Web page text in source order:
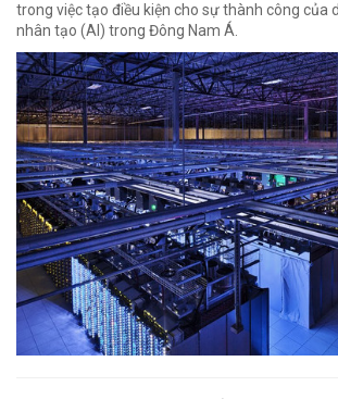
trong việc tạo điều kiện cho sự thành công của
nhân tạo (AI) trong Đông Nam Á.